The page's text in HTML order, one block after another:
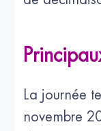
La journée
novembre